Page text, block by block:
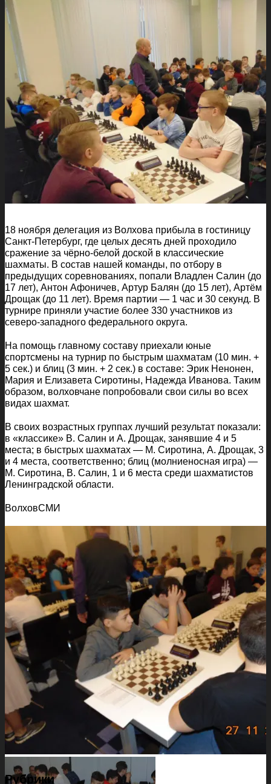
18 ноября делегация из Волхова прибыла в гостиницу
Санкт-Петербург, где целых десять дней проходило
сражение за чёрно-белой доской в классические
шахматы. В состав нашей команды, по отбору в
предыдущих соревнованиях, попали Владлен Салин (до
17 лет), Антон Афоничев, Артур Балян (до 15 лет), Артём
Дрощак (до 11 лет). Время партии — 1 час и 30 секунд. В
турнире приняли участие более 330 участников из
северо-западного федерального округа.
На помощь главному составу приехали юные
спортсмены на турнир по быстрым шахматам (10 мин. +
5 сек.) и блиц (3 мин. + 2 сек.) в составе: Эрик Ненонен,
Мария и Елизавета Сиротины, Надежда Иванова. Таким
образом, волховчане попробовали свои силы во всех
видах шахмат.
В своих возрастных группах лучший результат показали:
в «классике» В. Салин и А. Дрощак, занявшие 4 и 5
места; в быстрых шахматах — М. Сиротина, А. Дрощак, 3
и 4 места, соответственно; блиц (молниеносная игра) —
М. Сиротина, В. Салин, 1 и 6 места среди шахматистов
Ленинградской области.
ВолховСМИ
Рубрики